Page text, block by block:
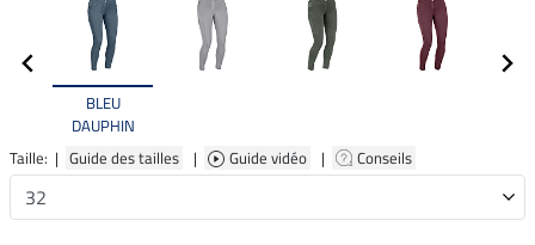
BLEU
DAUPHIN
Taille: | Guide des tailles | Guide vidéo | Conseils